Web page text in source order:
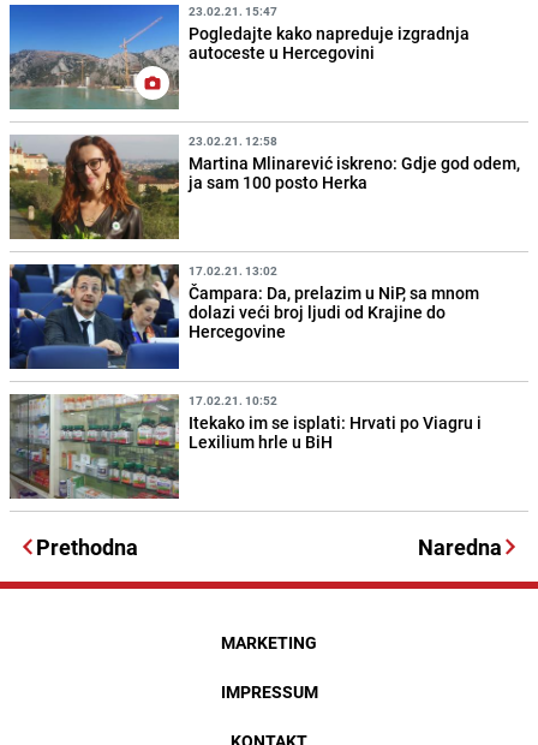
23.02.21. 15:47
Pogledajte kako napreduje izgradnja
autoceste u Hercegovini
23.02.21. 12:58
Martina Mlinarević iskreno: Gdje god odem,
ja sam 100 posto Herka
17.02.21. 13:02
Čampara: Da, prelazim u NiP, sa mnom
dolazi veći broj ljudi od Krajine do
Hercegovine
17.02.21. 10:52
Itekako im se isplati: Hrvati po Viagru i
Lexilium hrle u BiH
Prethodna Naredna
MARKETING
IMPRESSUM